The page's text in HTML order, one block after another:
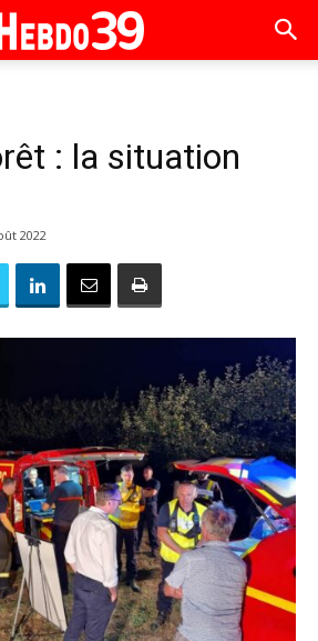
: la situation
2022